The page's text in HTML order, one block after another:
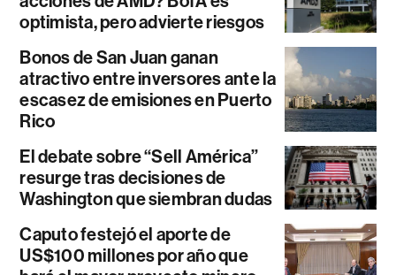
optimista, pero advierte riesgos
Bonos de San Juan ganan
atractivo entre inversores ante la
escasez de emisiones en Puerto
Rico
El debate sobre “Sell América”
resurge tras decisiones de
Washington que siembran dudas
Caputo festejó el aporte de
US$100 millones por año que